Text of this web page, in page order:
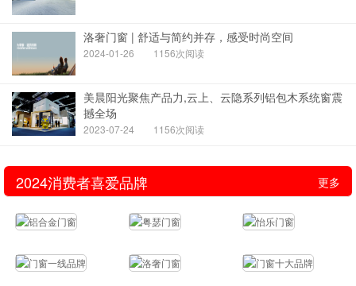
洛奢门窗 | 舒适与简约并存，感受时尚空间
2024-01-26 1156次阅读
美晨阳光聚焦产品力,云上、云隐系列铝包木系统窗震
撼全场
2023-07-24 1156次阅读
2024消费者喜爱品牌 更多